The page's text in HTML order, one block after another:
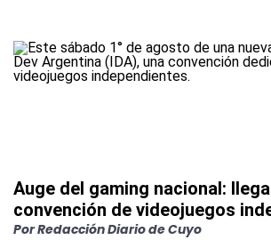
Auge del gaming nacional:
convención de videojuegos
PorRedacción Diario de Cuyo